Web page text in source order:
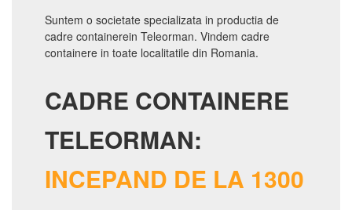
Suntem o societate specializata in productia de
cadre containerein Teleorman. Vindem cadre
containere in toate localitatile din Romania.
CADRE CONTAINERE
TELEORMAN:
INCEPAND DE LA 1300